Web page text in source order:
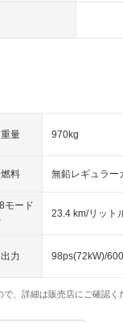
量 970kg
料 無鉛レギュラー
モード
23.4 km/リット
力 98ps(72kW)/
、詳細は販売店にご確認く